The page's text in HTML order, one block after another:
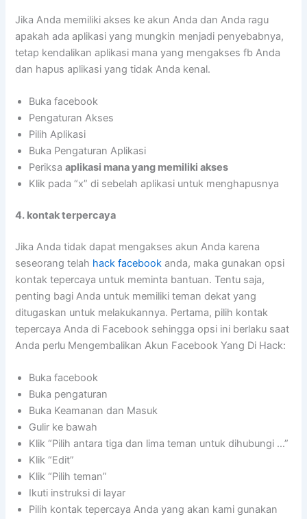
Jika Anda memiliki akses ke akun Anda dan Anda ragu
apakah ada aplikasi yang mungkin menjadi penyebabnya,
tetap kendalikan aplikasi mana yang mengakses fb Anda
dan hapus aplikasi yang tidak Anda kenal.
Buka facebook
Pengaturan Akses
Pilih Aplikasi
Buka Pengaturan Aplikasi
Periksaaplikasi mana yang memiliki akses
Klik pada “x” di sebelah aplikasi untuk menghapusnya
4. kontak terpercaya
Jika Anda tidak dapat mengakses akun Anda karena
seseorang telah hack facebook anda, maka gunakan opsi
kontak tepercaya untuk meminta bantuan. Tentu saja,
penting bagi Anda untuk memiliki teman dekat yang
ditugaskan untuk melakukannya. Pertama, pilih kontak
tepercaya Anda di Facebook sehingga opsi ini berlaku saat
Anda perlu Mengembalikan Akun Facebook Yang Di Hack:
Buka facebook
Buka pengaturan
Buka Keamanan dan Masuk
Gulir ke bawah
Klik “Pilih antara tiga dan lima teman untuk dihubungi …”
Klik “Edit”
Klik “Pilih teman”
Ikuti instruksi di layar
Pilih kontak tepercaya Anda yang akan kami gunakan